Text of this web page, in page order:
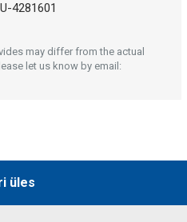
U-4281601
may differ from the actual
let us know by email:
üles